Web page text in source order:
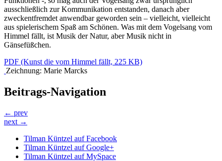
ausschließlich zur Kommunikation entstanden, danach aber
zweckentfremdet anwendbar geworden sein – vielleicht, vielleicht
aus spielerischem Spaß am Schönen. Was mit dem Vogelsang vom
Himmel fällt, ist Musik der Natur, aber Musik nicht in
Gänsefüßchen.
PDF (Kunst die vom Himmel fällt, 225 KB)
Zeichnung: Marie Marcks
Beitrags-Navigation
← prev
next →
Tilman Küntzel auf Facebook
Tilman Küntzel auf Google+
Tilman Küntzel auf MySpace